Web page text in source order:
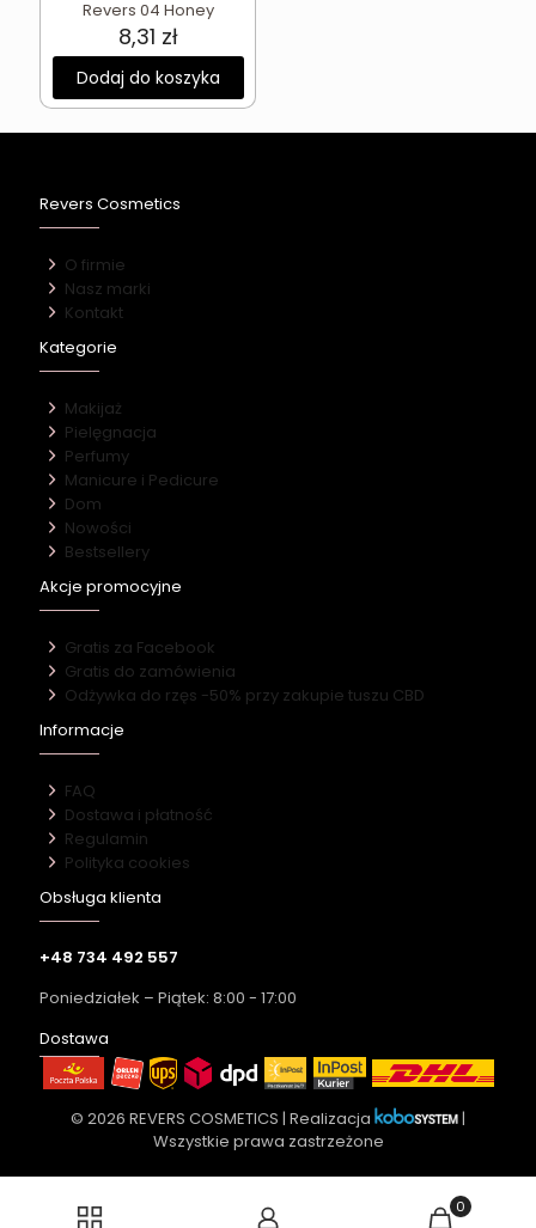
Revers 04 Honey
8,31 zł
Dodaj do koszyka
Revers Cosmetics
O firmie
Nasz marki
Kontakt
Kategorie
Makijaż
Pielęgnacja
Perfumy
Manicure i Pedicure
Dom
Nowości
Bestsellery
Akcje promocyjne
Gratis za Facebook
Gratis do zamówienia
Odżywka do rzęs -50% przy zakupie tuszu CBD
Informacje
FAQ
Dostawa i płatność
Regulamin
Polityka cookies
Obsługa klienta
+48 734 492 557
Poniedziałek – Piątek: 8:00 - 17:00
Dostawa
© 2026 REVERS COSMETICS | Realizacja
|
Wszystkie prawa zastrzeżone
0